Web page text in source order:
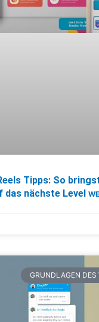
Tipps: So
das nächste Level
GRUNDLAGEN DES